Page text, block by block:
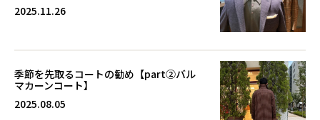
2025.11.26
季節を先取るコートの勧め【part②バル
マカーンコート】
2025.08.05